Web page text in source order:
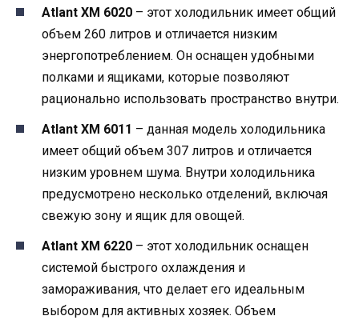
Аtlant ХМ 6020 – этот холодильник имеет общий
объем 260 литров и отличается низким
энергопотреблением. Он оснащен удобными
полками и ящиками, которые позволяют
рационально использовать пространство внутри.
Аtlant ХМ 6011 – данная модель холодильника
имеет общий объем 307 литров и отличается
низким уровнем шума. Внутри холодильника
предусмотрено несколько отделений, включая
свежую зону и ящик для овощей.
Аtlant ХМ 6220 – этот холодильник оснащен
системой быстрого охлаждения и
замораживания, что делает его идеальным
выбором для активных хозяек. Объем